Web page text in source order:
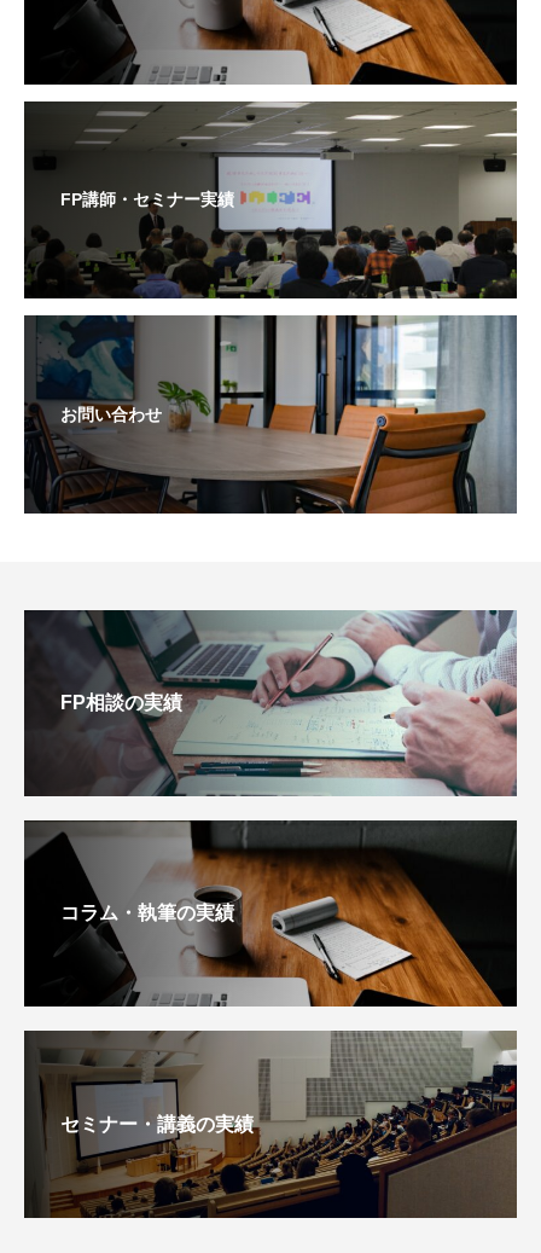
FP講師・セミナー実績
お問い合わせ
FP相談の実績
コラム・執筆の実績
セミナー・講義の実績